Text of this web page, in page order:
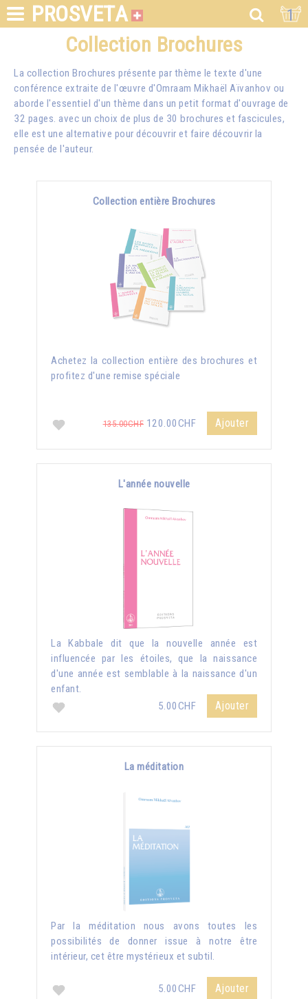
PROSVETA 1
Collection Brochures
La collection Brochures présente par thème le texte d'une
conférence extraite de l'œuvre d'Omraam Mikhaël Aïvanhov ou
aborde l'essentiel d'un thème dans un petit format d'ouvrage de
32 pages. avec un choix de plus de 30 brochures et fascicules,
elle est une alternative pour découvrir et faire découvrir la
pensée de l'auteur.
Collection entière Brochures
Achetez la collection entière des brochures et
profitez d'une remise spéciale
135.00CHF 120.00CHF Ajouter
L'année nouvelle
La Kabbale dit que la nouvelle année est
influencée par les étoiles, que la naissance
d'une année est semblable à la naissance d'un
enfant.
5.00CHF
Ajouter
La méditation
Par la méditation nous avons toutes les
possibilités de donner issue à notre être
intérieur, cet être mystérieux et subtil.
5.00CHF Ajouter